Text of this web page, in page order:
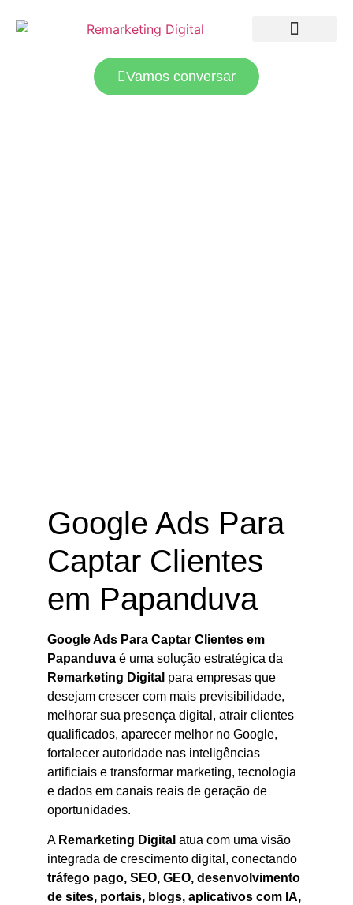
Vamos conversar
Google Ads Para
Captar Clientes
em Papanduva
Google Ads Para Captar Clientes em
Papanduva é uma solução estratégica da
Remarketing Digital para empresas que
desejam crescer com mais previsibilidade,
melhorar sua presença digital, atrair clientes
qualificados, aparecer melhor no Google,
fortalecer autoridade nas inteligências
artificiais e transformar marketing, tecnologia
e dados em canais reais de geração de
oportunidades.
A Remarketing Digital atua com uma visão
integrada de crescimento digital, conectando
tráfego pago, SEO, GEO, desenvolvimento
de sites, portais, blogs, aplicativos com IA,